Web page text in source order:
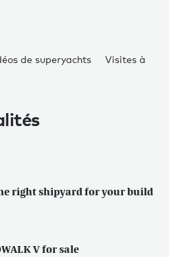
de superyachts
Visites à
right shipyard for your build
V for sale